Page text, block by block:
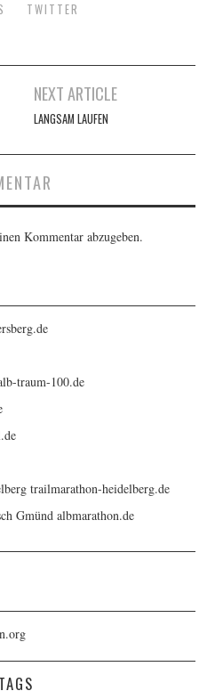
TWITTER
NEXT ARTICLE
LANGSAM LAUFEN
Kommentar abzugeben.
traum-100.de
trailmarathon-heidelberg.de
Gmündalbmarathon.de
TAGS